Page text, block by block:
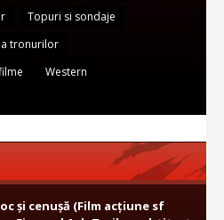
Topuri si sondaje
tronurilor
Western
și cenușă (Film acțiune sf